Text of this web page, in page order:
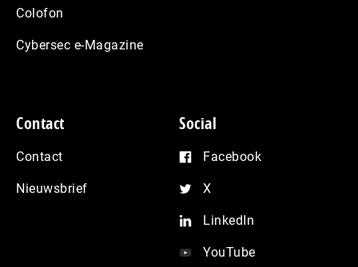
Colofon
Cybersec e-Magazine
Contact
Contact
Nieuwsbrief
Social
Facebook
X
LinkedIn
YouTube